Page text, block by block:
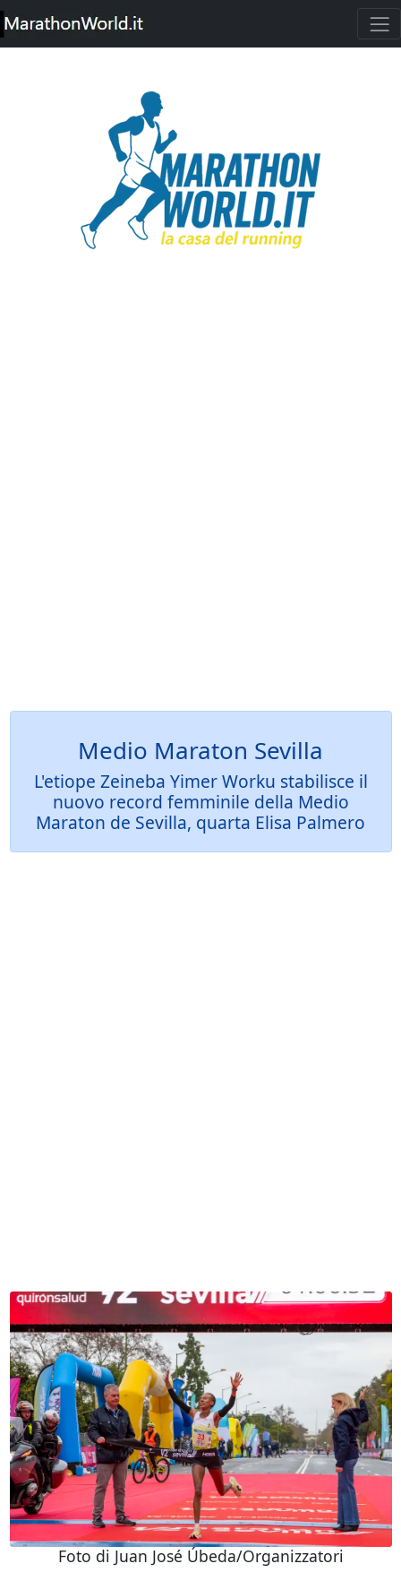
Medio Maraton Sevilla
L'etiope Zeineba Yimer Worku stabilisce il
nuovo record femminile della Medio
Maraton de Sevilla, quarta Elisa Palmero
Foto di Juan José Úbeda/Organizzatori